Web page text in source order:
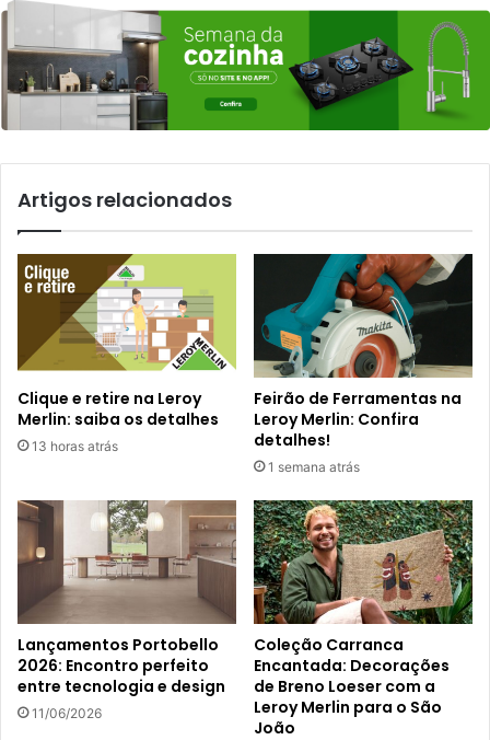
Artigos relacionados
Clique e retire na Leroy
Merlin: saiba os detalhes
13 horas atrás
Feirão de Ferramentas na
Leroy Merlin: Confira
detalhes!
1 semana atrás
Lançamentos Portobello
2026: Encontro perfeito
entre tecnologia e design
11/06/2026
Coleção Carranca
Encantada: Decorações
de Breno Loeser com a
Leroy Merlin para o São
João